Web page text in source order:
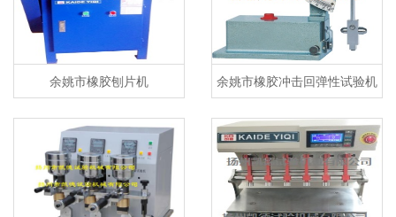
余姚市橡胶刨片机 余姚市橡胶冲击回弹性试验机